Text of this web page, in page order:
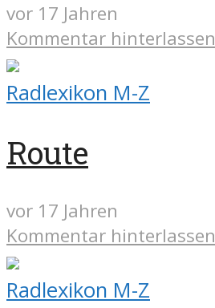
vor 17 Jahren
Kommentar hinterlassen
Radlexikon M-Z
Route
vor 17 Jahren
Kommentar hinterlassen
Radlexikon M-Z